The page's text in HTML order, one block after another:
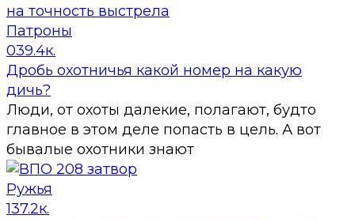
Патроны
039.4к.
Дробь охотничья какой номер на какую
дичь?
Люди, от охоты далекие, полагают, будто
главное в этом деле попасть в цель. А вот
бывалые охотники знают
Ружья
137.2к.